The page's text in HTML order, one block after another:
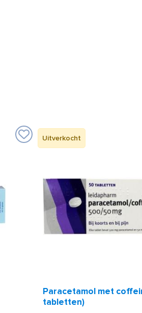
Uitverkocht
Paracetamol met
tabletten)